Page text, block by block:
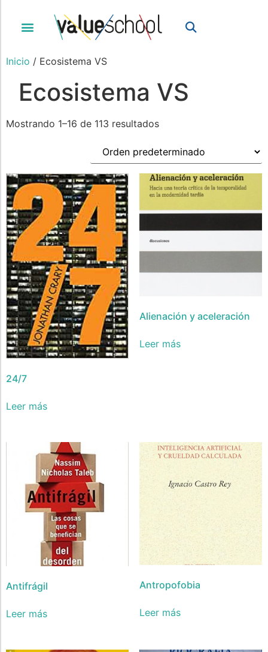
Inicio / Ecosistema VS
Ecosistema VS
Mostrando 1–16 de 113 resultados
24/7
Leer más
Alienación y aceleración
Leer más
Antifrágil
Leer más
Antropofobia
Leer más